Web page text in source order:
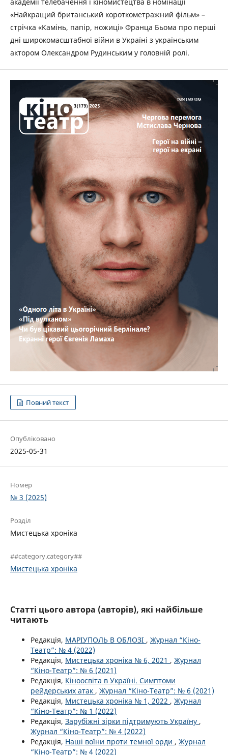
«Найкращий британський короткометражний фільм» –
стрічка «Камінь, папір, ножиці» Франца Бьома про перші
дні широкомасштабної війни в Україні з українським
актором Олександром Рудинським у головній ролі.
Повний текст
Опубліковано
2025-05-31
Номер
№ 3 (2025)
Розділ
Мистецька хроніка
##category.category##
Мистецька хроніка
Статті цього автора (авторів), які найбільше
читають
Редакція, МАРІУПОЛЬ В ОБЛОЗІ , Журнал “Кіно-
Театр”: № 4 (2022)
Редакція, Мистецька хроніка № 6, 2021 , Журнал
“Кіно-Театр”: № 6 (2021)
Редакція, Кіноосвіта в Україні. Симптоми
рейдерських атак , Журнал “Кіно-Театр”: № 6 (2021)
Редакція, Мистецька хроніка № 1, 2022 , Журнал
“Кіно-Театр”: № 1 (2022)
Редакція, Зарубіжні зірки підтримують Україну ,
Журнал “Кіно-Театр”: № 4 (2022)
Редакція, Наші воїни проти темної орди , Журнал
“Кіно-Театр”: № 4 (2022)